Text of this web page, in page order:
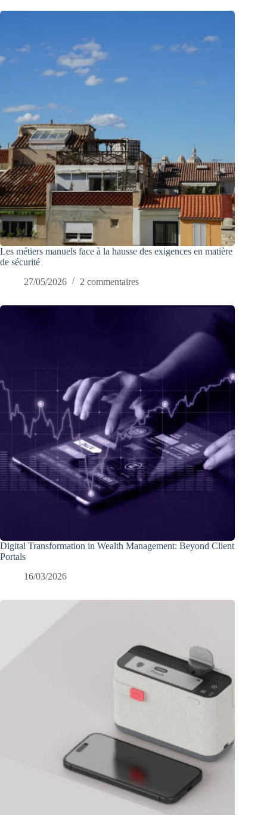
Les métiers manuels face à la hausse des exigences en matière
de sécurité
27/05/2026
2 commentaires
Digital Transformation in Wealth Management: Beyond Client
Portals
16/03/2026